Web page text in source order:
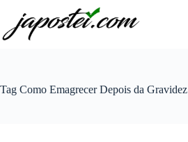
conteúdo
Tag Como Emagrecer Depois da Gravidez